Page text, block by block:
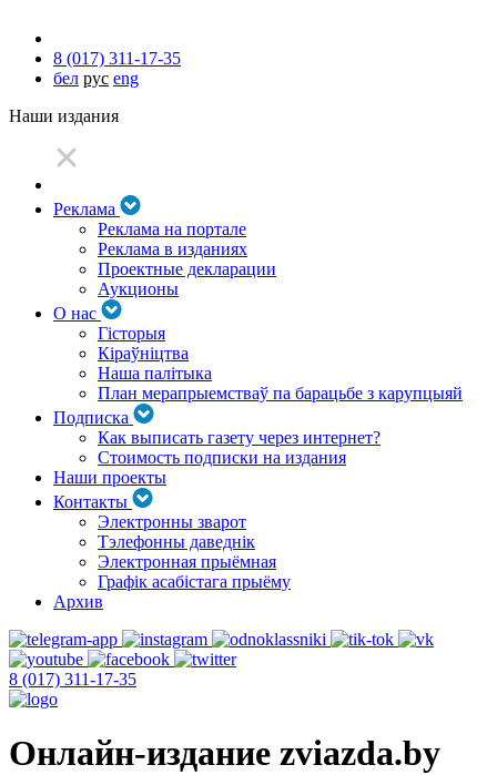
8 (017) 311-17-35
бел рус eng
Наши издания
Реклама
Реклама на портале
Реклама в изданиях
Проектные декларации
Аукционы
О нас
Гісторыя
Кіраўніцтва
Наша палітыка
План мерапрыемстваў па барацьбе з карупцыяй
Подписка
Как выписать газету через интернет?
Стоимость подписки на издания
Наши проекты
Контакты
Электронны зварот
Тэлефонны даведнік
Электронная прыёмная
Графік асабістага прыёму
Архив
8 (017) 311-17-35
Онлайн-издание zviazda.by